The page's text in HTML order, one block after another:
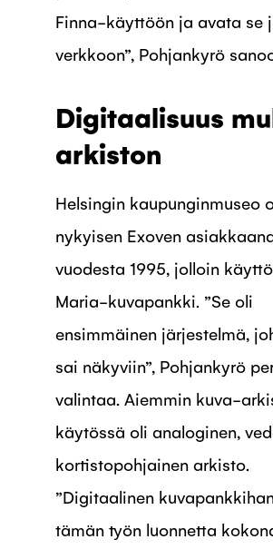
Finna-käyttöön ja avata se
verkkoon”, Pohjankyrö
Digitaalisuus
arkiston
Helsingin kaupunginmuseo
nykyisen Exoven
vuodesta 1995, jolloin
Maria-kuvapankki. ”Se oli
ensimmäinen järjestelmä,
sai näkyviin”, Pohjankyrö
valintaa. Aiemmin kuva-
käytössä oli analoginen,
kortistopohjainen arkisto.
”Digitaalinen
tämän työn luonnetta